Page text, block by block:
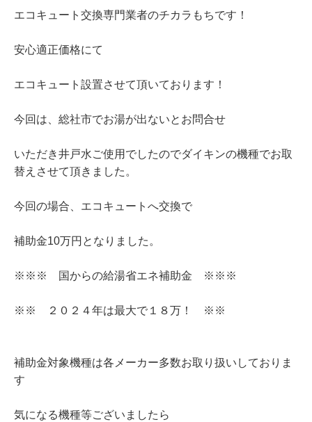
エコキュート交換専門業者のチカラもちです！
安心適正価格にて
エコキュート設置させて頂いております！
今回は、総社市でお湯が出ないとお問合せ
いただき井戸水ご使用でしたのでダイキンの機種でお取
替えさせて頂きました。
今回の場合、エコキュートへ交換で
補助金10万円となりました。
※※※ 国からの給湯省エネ補助金 ※※※
※※ ２０２４年は最大で１８万！ ※※
補助金対象機種は各メーカー多数お取り扱いしておりま
す
気になる機種等ございましたら